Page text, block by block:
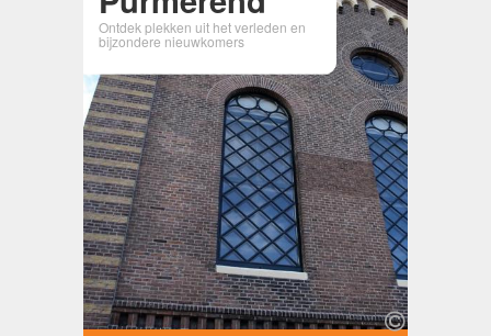
Ontdek plekken uit het verleden en
bijzondere nieuwkomers